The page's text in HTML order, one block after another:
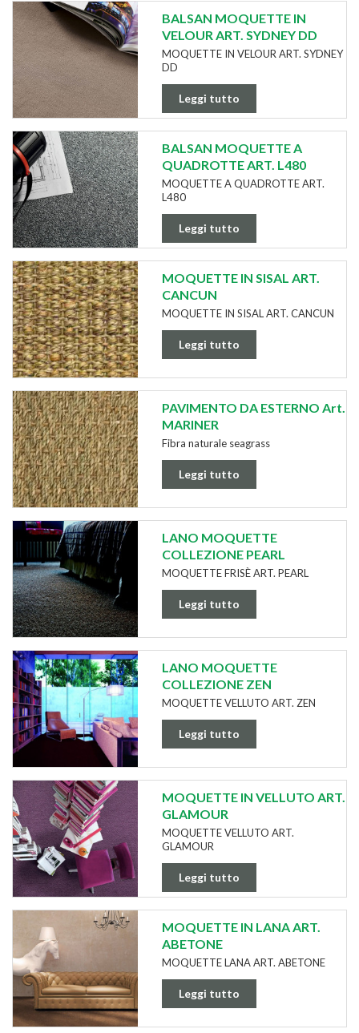
BALSAN MOQUETTE IN
VELOUR ART. SYDNEY DD
MOQUETTE IN VELOUR ART. SYDNEY
DD
Leggi tutto
BALSAN MOQUETTE A
QUADROTTE ART. L480
MOQUETTE A QUADROTTE ART.
L480
Leggi tutto
MOQUETTE IN SISAL ART.
CANCUN
MOQUETTE IN SISAL ART. CANCUN
Leggi tutto
PAVIMENTO DA ESTERNO Art.
MARINER
Fibra naturale seagrass
Leggi tutto
LANO MOQUETTE
COLLEZIONE PEARL
MOQUETTE FRISÈ ART. PEARL
Leggi tutto
LANO MOQUETTE
COLLEZIONE ZEN
MOQUETTE VELLUTO ART. ZEN
Leggi tutto
MOQUETTE IN VELLUTO ART.
GLAMOUR
MOQUETTE VELLUTO ART.
GLAMOUR
Leggi tutto
MOQUETTE IN LANA ART.
ABETONE
MOQUETTE LANA ART. ABETONE
Leggi tutto